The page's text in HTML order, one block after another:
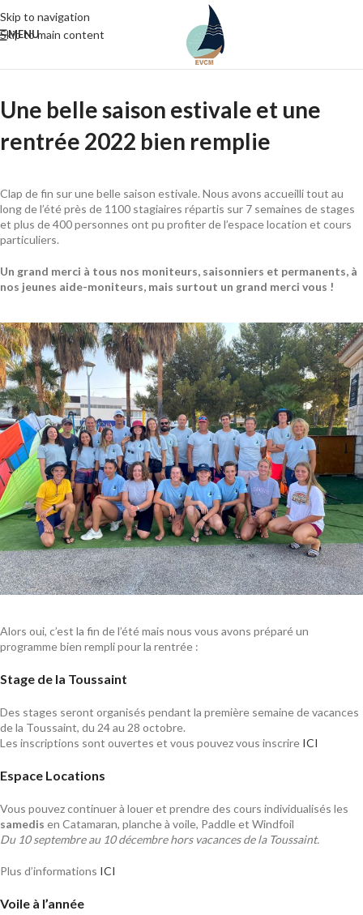
Skip to navigation
Skip to main content
MENU
Une belle saison estivale et une
rentrée 2022 bien remplie
Clap de fin sur une belle saison estivale. Nous avons accueilli tout au
long de l’été près de 1100 stagiaires répartis sur 7 semaines de stages
et plus de 400 personnes ont pu profiter de l’espace location et cours
particuliers.
Un grand merci à tous nos moniteurs, saisonniers et permanents, à
nos jeunes aide-moniteurs, mais surtout un grand merci vous !
Alors oui, c’est la fin de l’été mais nous vous avons préparé un
programme bien rempli pour la rentrée :
Stage de la Toussaint
Des stages seront organisés pendant la première semaine de vacances
de la Toussaint, du 24 au 28 octobre.
Les inscriptions sont ouvertes et vous pouvez vous inscrire ICI
Espace Locations
Vous pouvez continuer à louer et prendre des cours individualisés les
samedis en Catamaran, planche à voile, Paddle et Windfoil
Du 10 septembre au 10 décembre hors vacances de la Toussaint.
Plus d’informations ICI
Voile à l’année